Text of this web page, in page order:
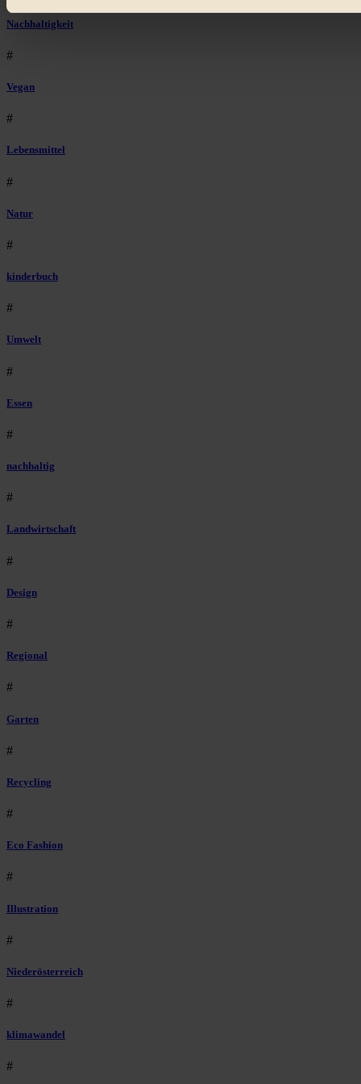
Bist du damit einverstanden?
Nachhaltigkeit
#
Vegan
#
Lebensmittel
#
Natur
#
kinderbuch
#
Umwelt
#
Essen
#
nachhaltig
#
Landwirtschaft
#
Design
#
Regional
#
Garten
#
Recycling
#
Eco Fashion
#
Illustration
#
Niederösterreich
#
klimawandel
#